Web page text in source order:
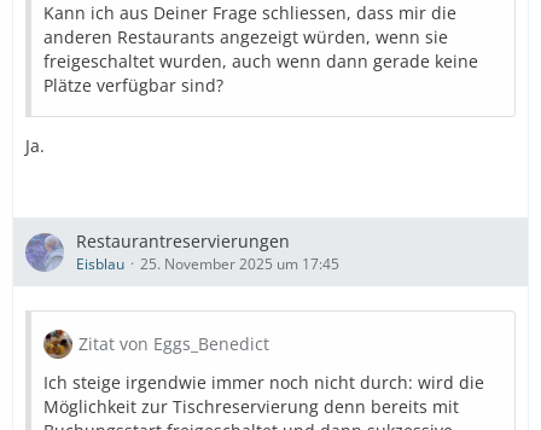
Kann ich aus Deiner Frage schliessen, dass mir die
anderen Restaurants angezeigt würden, wenn sie
freigeschaltet wurden, auch wenn dann gerade keine
Plätze verfügbar sind?
Ja.
Restaurantreservierungen
Eisblau 25. November 2025 um 17:45
Zitat von Eggs_Benedict
Ich steige irgendwie immer noch nicht durch: wird die
Möglichkeit zur Tischreservierung denn bereits mit